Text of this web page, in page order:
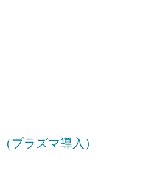
プラズマ導入）